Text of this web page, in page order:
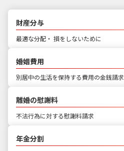
財産分与
最適な分配・ 損をしないために
婚姻費用
別居中の生活を保持する費用の金銭請求
離婚の慰謝料
不法行為に対する慰謝料請求
年金分割